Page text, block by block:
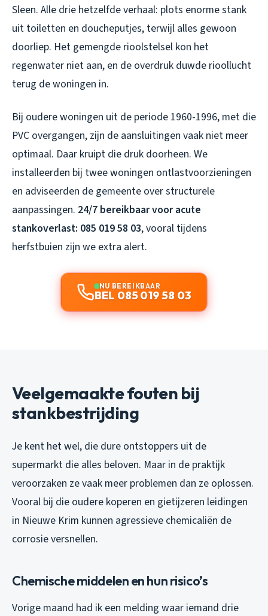
Sleen. Alle drie hetzelfde verhaal: plots enorme stank
uit toiletten en doucheputjes, terwijl alles gewoon
doorliep. Het gemengde rioolstelsel kon het
regenwater niet aan, en de overdruk duwde rioollucht
terug de woningen in.
Bij oudere woningen uit de periode 1960-1996, met die
PVC overgangen, zijn de aansluitingen vaak niet meer
optimaal. Daar kruipt die druk doorheen. We
installeerden bij twee woningen ontlastvoorzieningen
en adviseerden de gemeente over structurele
aanpassingen. 24/7 bereikbaar voor acute
stankoverlast: 085 019 58 03, vooral tijdens
herfstbuien zijn we extra alert.
NU BEREIKBAAR
BEL 085 019 58 03
Veelgemaakte fouten bij
stankbestrijding
Je kent het wel, die dure ontstoppers uit de
supermarkt die alles beloven. Maar in de praktijk
veroorzaken ze vaak meer problemen dan ze oplossen.
Vooral bij die oudere koperen en gietijzeren leidingen
in Nieuwe Krim kunnen agressieve chemicaliën de
corrosie versnellen.
Chemische middelen en hun risico’s
Vorige maand had ik een melding waar iemand drie